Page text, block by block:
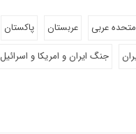
متحده عربی عربستان
پاکستان
جنگ ایران و امریکا و اسرائیل